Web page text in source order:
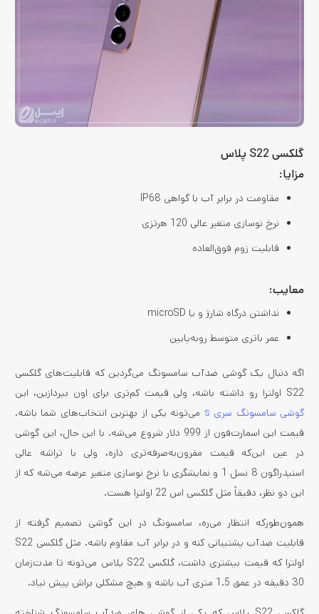
گلکسی S22 پلاس
مزایا:
مقاومت در برابر آب با گواهی IP68
نرخ نوسازی متغیر عالی 120 هرتزی
قابلیت زوم فوق‌العاده
معایب:
نداشتن درگاه شارژ و یا microSD
عمر باتری متوسط روبه‌پایین
اگه دنبال یک گوشی ضدآب سامسونگ می‌گردین که قابلیت‌های گلکسی
S22 اولترا رو داشته باشه، ولی قیمت کم‌تری برای اون بپردازین، این
گوشی سامسونگ سری s
می‌تونه یکی از بهترین انتخاب‌های شما باشه.
قیمت این اسمارت‌‌فون از 999 دلار شروع می‌شه. با این ‌حال، این گوشی
در عین این‌که قیمت مقرون‌به‌صرفه‌تری داره، ولی با تراشه عالی
اسنپدراگون 8 نسل 1 و نمایشگری با نرخ نوسازی متغیر عرضه می‌شه که از
این دو نظر، دقیقاً مثل گلکسی اس 22 اولترا هست.
همون‌طورکه انتظار می‌ره، سامسونگ در این گوشی تصمیم گرفته از
قابلیت ضدآب پشتیبانی کنه و در برابر آب مقاوم باشه. مثل گلکسی S22
اولترا که قیمت بیشتری داشت، گلکسی S22 پلاس می‌تونه تا مدت‌زمان
30 دقیقه در عمق 1.5 متری آب باشه و هیچ مشکلی براش پیش نیاد.